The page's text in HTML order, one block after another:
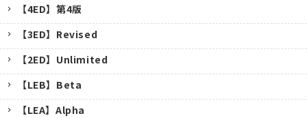
【4ED】第4版
【3ED】Revised
【2ED】Unlimited
【LEB】Beta
【LEA】Alpha